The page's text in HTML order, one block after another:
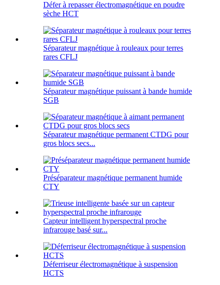
Défer à repasser électromagnétique en poudre
sèche HCT
Séparateur magnétique à rouleaux pour terres
rares CFLJ
Séparateur magnétique puissant à bande humide
SGB
Séparateur magnétique permanent CTDG pour
gros blocs secs...
Préséparateur magnétique permanent humide
CTY
Capteur intelligent hyperspectral proche
infrarouge basé sur...
Déferriseur électromagnétique à suspension
HCTS